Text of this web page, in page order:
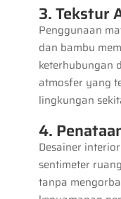
3. Tekstur
Penggunaan
dan bambu
keterhubungan
atmosfer yang
lingkungan
4.
Desainer
sentimeter
tanpa